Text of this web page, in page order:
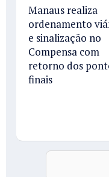
Manaus realiza
ordenamento
e sinalização no
Compensa com
retorno dos
finais